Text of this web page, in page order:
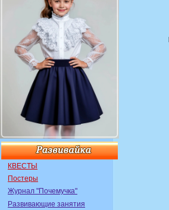
КВЕСТЫ
Постеры
Журнал "Почемучка"
Развивающие занятия